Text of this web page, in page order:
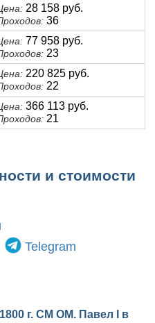
28 158 руб.
36
77 958 руб.
23
220 825 руб.
22
366 113 руб.
21
и стоимости
Telegram
г. СМ ОМ. Павел I в